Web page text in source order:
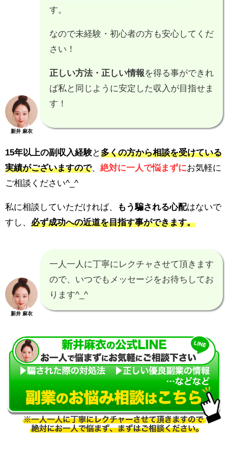
新井 麻衣
す。
なので未経験・初心者の方も安心してくだ
さい！
正しい方法・正しい情報を得る事ができれ
ば私と同じように安定した収入が目指せま
す！
15年以上の副収入経験と多くの方から相談を受けている
実績がございますので、 絶対に一人で悩まずにお気軽に
ご相談ください^_^
私に相談していただければ、 もう騙される心配はないで
すし、 必ず成功への近道を目指す事ができます。
新井 麻衣
一人一人に丁寧にレクチャさせて頂きます
ので、いつでもメッセージをお待ちしてお
ります^_^